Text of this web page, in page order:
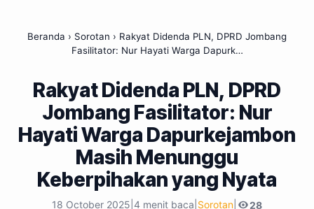
Beranda › Sorotan › Rakyat Didenda PLN, DPRD Jombang
Fasilitator: Nur Hayati Warga Dapurk…
Rakyat Didenda PLN, DPRD
Jombang Fasilitator: Nur
Hayati Warga Dapurkejambon
Masih Menunggu
Keberpihakan yang Nyata
18 October 2025 4 menit baca Sorotan 28